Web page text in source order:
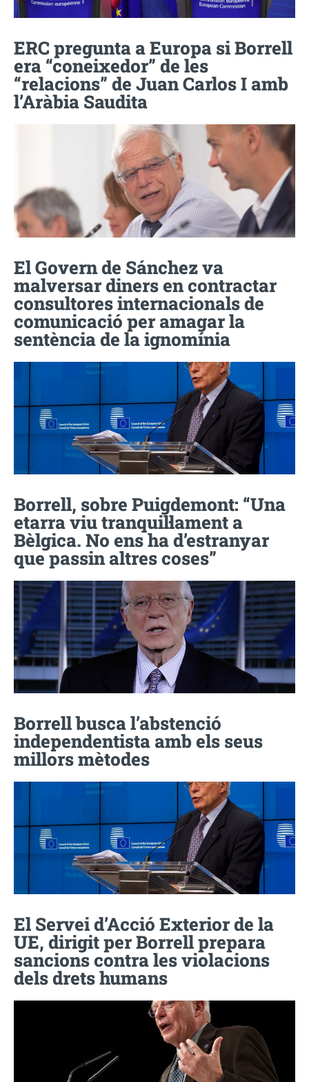
ERC pregunta a Europa si Borrell
era “coneixedor” de les
“relacions” de Juan Carlos I amb
l’Aràbia Saudita
El Govern de Sánchez va
malversar diners en contractar
consultores internacionals de
comunicació per amagar la
sentència de la ignomínia
Borrell, sobre Puigdemont: “Una
etarra viu tranquil·lament a
Bèlgica. No ens ha d’estranyar
que passin altres coses”
Borrell busca l’abstenció
independentista amb els seus
millors mètodes
El Servei d’Acció Exterior de la
UE, dirigit per Borrell prepara
sancions contra les violacions
dels drets humans